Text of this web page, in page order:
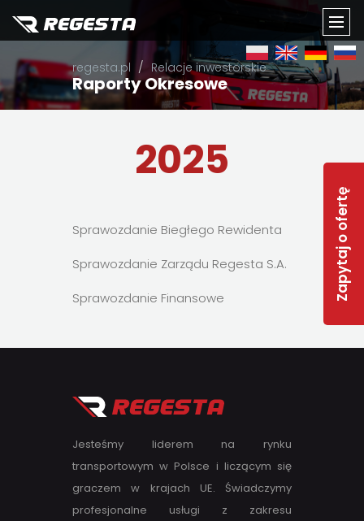
Zapytaj o ofertę
regesta.pl Relacje inwestorskie
Raporty Okresowe
2025
Sprawozdanie Biegłego Rewidenta
Sprawozdanie Zarządu Regesta S.A.
Sprawozdanie Finansowe
Jesteśmy liderem na rynku
transportowym w Polsce i liczącym się
graczem w krajach UE. Świadczymy
profesjonalne usługi z zakresu